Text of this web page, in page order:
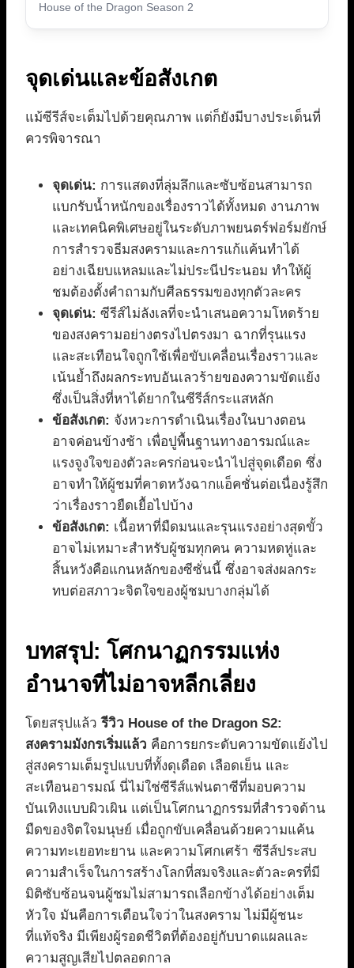
House of the Dragon Season 2
จุดเด่นและข้อสังเกต
แม้ซีรีส์จะเต็มไปด้วยคุณภาพ แต่ก็ยังมีบางประเด็นที่
ควรพิจารณา
จุดเด่น: การแสดงที่ลุ่มลึกและซับซ้อนสามารถ
แบกรับน้ำหนักของเรื่องราวได้ทั้งหมด งานภาพ
และเทคนิคพิเศษอยู่ในระดับภาพยนตร์ฟอร์มยักษ์
การสำรวจธีมสงครามและการแก้แค้นทำได้
อย่างเฉียบแหลมและไม่ประนีประนอม ทำให้ผู้
ชมต้องตั้งคำถามกับศีลธรรมของทุกตัวละคร
จุดเด่น: ซีรีส์ไม่ลังเลที่จะนำเสนอความโหดร้าย
ของสงครามอย่างตรงไปตรงมา ฉากที่รุนแรง
และสะเทือนใจถูกใช้เพื่อขับเคลื่อนเรื่องราวและ
เน้นย้ำถึงผลกระทบอันเลวร้ายของความขัดแย้ง
ซึ่งเป็นสิ่งที่หาได้ยากในซีรีส์กระแสหลัก
ข้อสังเกต: จังหวะการดำเนินเรื่องในบางตอน
อาจค่อนข้างช้า เพื่อปูพื้นฐานทางอารมณ์และ
แรงจูงใจของตัวละครก่อนจะนำไปสู่จุดเดือด ซึ่ง
อาจทำให้ผู้ชมที่คาดหวังฉากแอ็คชั่นต่อเนื่องรู้สึก
ว่าเรื่องราวยืดเยื้อไปบ้าง
ข้อสังเกต: เนื้อหาที่มืดมนและรุนแรงอย่างสุดขั้ว
อาจไม่เหมาะสำหรับผู้ชมทุกคน ความหดหู่และ
สิ้นหวังคือแกนหลักของซีซั่นนี้ ซึ่งอาจส่งผลกระ
ทบต่อสภาวะจิตใจของผู้ชมบางกลุ่มได้
บทสรุป: โศกนาฏกรรมแห่ง
อำนาจที่ไม่อาจหลีกเลี่ยง
โดยสรุปแล้วรีวิว House of the Dragon S2:
สงครามมังกรเริ่มแล้ว คือการยกระดับความขัดแย้งไป
สู่สงครามเต็มรูปแบบที่ทั้งดุเดือด เลือดเย็น และ
สะเทือนอารมณ์ นี่ไม่ใช่ซีรีส์แฟนตาซีที่มอบความ
บันเทิงแบบผิวเผิน แต่เป็นโศกนาฏกรรมที่สำรวจด้าน
มืดของจิตใจมนุษย์ เมื่อถูกขับเคลื่อนด้วยความแค้น
ความทะเยอทะยาน และความโศกเศร้า ซีรีส์ประสบ
ความสำเร็จในการสร้างโลกที่สมจริงและตัวละครที่มี
มิติซับซ้อนจนผู้ชมไม่สามารถเลือกข้างได้อย่างเต็ม
หัวใจ มันคือการเตือนใจว่าในสงคราม ไม่มีผู้ชนะ
ที่แท้จริง มีเพียงผู้รอดชีวิตที่ต้องอยู่กับบาดแผลและ
ความสูญเสียไปตลอดกาล